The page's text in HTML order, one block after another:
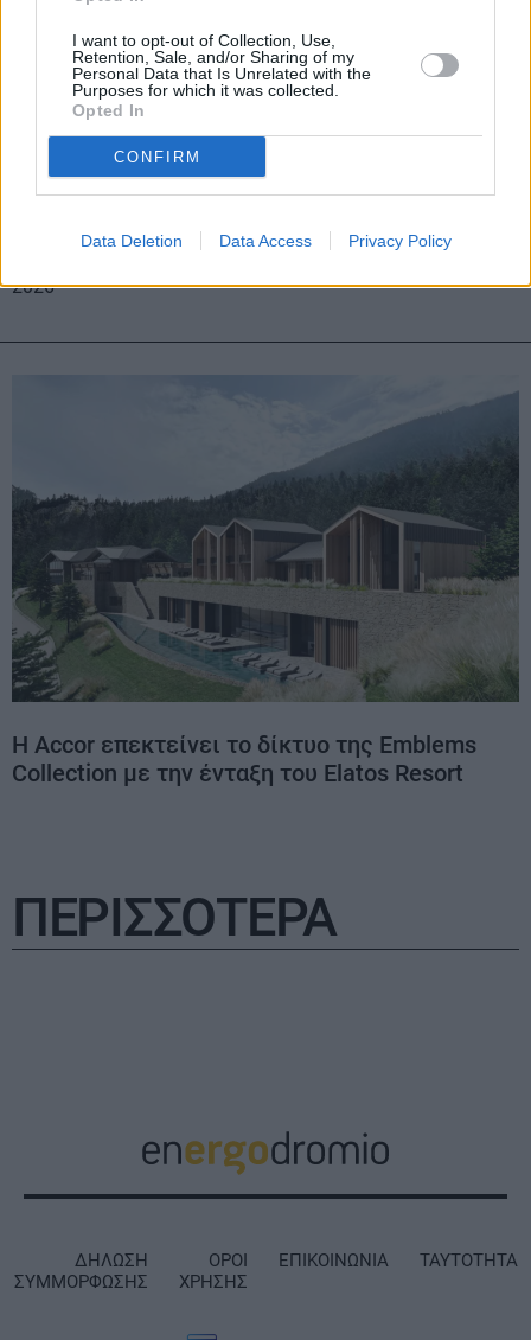
I want to opt-out of Collection, Use,
Retention, Sale, and/or Sharing of my
Personal Data that Is Unrelated with the
Purposes for which it was collected.
Opted In
CONFIRM
Data Deletion Data Access Privacy Policy
Deal των Accor, Invel Real Estate και
PRODEA για το πρώτο Emblems
Collection στην Ιταλία
2026
Η Accor επεκτείνει το δίκτυο της Emblems
Collection με την ένταξη του Elatos Resort
ΠΕΡΙΣΣΟΤΕΡΑ
ΔΗΛΩΣΗ
ΣΥΜΜΟΡΦΩΣΗΣ
ΟΡΟΙ
ΧΡΗΣΗΣ
ΕΠΙΚΟΙΝΩΝΙΑ ΤΑΥΤΟΤΗΤΑ